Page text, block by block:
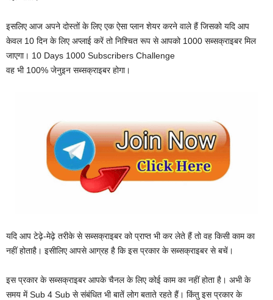
इसलिए आज अपने दोस्तों के लिए एक ऐसा प्लान शेयर करने वाले हैं जिसको यदि आप
केवल 10 दिन के लिए अप्लाई करें तो निश्चित रूप से आपको 1000 सब्सक्राइबर मिल
जाएगा। 10 Days 1000 Subscribers Challenge
वह भी 100% जेनुइन सब्सक्राइबर होगा।
यदि आप टेढ़े-मेढ़े तरीके से सब्सक्राइबर को प्राप्त भी कर लेते हैं तो वह किसी काम का
नहीं होताहै। इसीलिए आपसे आग्रह है कि इस प्रकार के सब्सक्राइबर से बचें।
इस प्रकार के सब्सक्राइबर आपके चैनल के लिए कोई काम का नहीं होता है। अभी के
समय में Sub 4 Sub से संबंधित भी बातें लोग बताते रहते हैं। किंतु इस प्रकार के